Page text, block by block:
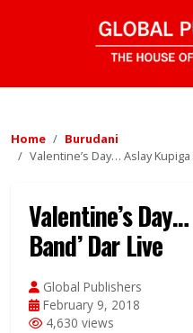
Home
Burudani
Valentine’s Day… Aslay Kupiga
Valentine’s
Band’ Dar Live
Global Publishers
February 9, 2018
4,630 views